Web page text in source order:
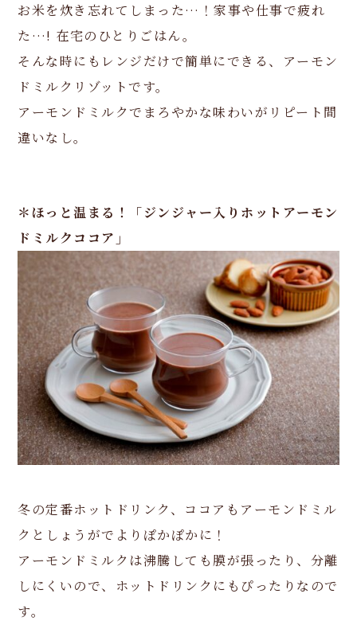
お米を炊き忘れてしまった…！家事や仕事で疲れ
た…! 在宅のひとりごはん。
そんな時にもレンジだけで簡単にできる、アーモン
ドミルクリゾットです。
アーモンドミルクでまろやかな味わいがリピート間
違いなし。
＊ほっと温まる！「ジンジャー入りホットアーモン
ドミルクココア」
冬の定番ホットドリンク、ココアもアーモンドミル
クとしょうがでよりぽかぽかに！
アーモンドミルクは沸騰しても膜が張ったり、分離
しにくいので、ホットドリンクにもぴったりなので
す。